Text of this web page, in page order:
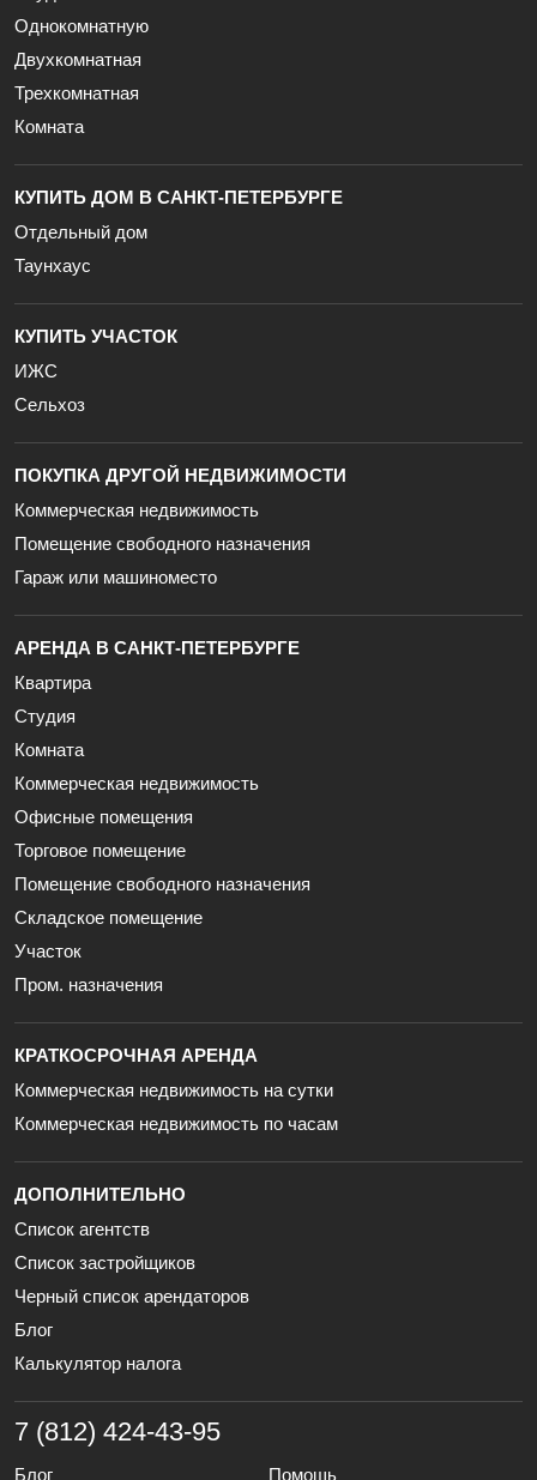
Однокомнатную
Двухкомнатная
Трехкомнатная
Комната
КУПИТЬ ДОМ В САНКТ-ПЕТЕРБУРГЕ
Отдельный дом
Таунхаус
КУПИТЬ УЧАСТОК
ИЖС
Сельхоз
ПОКУПКА ДРУГОЙ НЕДВИЖИМОСТИ
Коммерческая недвижимость
Помещение свободного назначения
Гараж или машиноместо
АРЕНДА В САНКТ-ПЕТЕРБУРГЕ
Квартира
Студия
Комната
Коммерческая недвижимость
Офисные помещения
Торговое помещение
Помещение свободного назначения
Складское помещение
Участок
Пром. назначения
КРАТКОСРОЧНАЯ АРЕНДА
Коммерческая недвижимость на сутки
Коммерческая недвижимость по часам
ДОПОЛНИТЕЛЬНО
Список агентств
Список застройщиков
Черный список арендаторов
Блог
Калькулятор налога
7 (812) 424-43-95
Блог Помощь